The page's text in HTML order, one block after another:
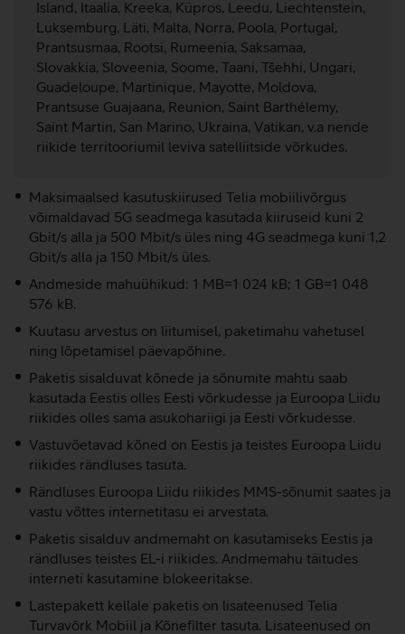
Island, Itaalia, Kreeka, Küpros, Leedu, Liechtenstein,
Luksemburg, Läti, Malta, Norra, Poola, Portugal,
Prantsusmaa, Rootsi, Rumeenia, Saksamaa,
Slovakkia, Sloveenia, Soome, Taani, Tšehhi, Ungari,
Guadeloupe, Martinique, Mayotte, Moldova,
Prantsuse Guajaana, Reunion, Saint Barthélemy,
Saint Martin, San Marino, Ukraina, Vatikan, v.a nende
riikide territooriumil leviva satelliitside võrkudes.
Maksimaalsed kasutuskiirused Telia mobiilivõrgus
võimaldavad 5G seadmega kasutada kiiruseid kuni 2
Gbit/s alla ja 500 Mbit/s üles ning 4G seadmega kuni 1,2
Gbit/s alla ja 150 Mbit/s üles.
Andmeside mahuühikud: 1 MB=1 024 kB; 1 GB=1 048
576 kB.
Kuutasu arvestus on liitumisel, paketimahu vahetusel
ning lõpetamisel päevapõhine.
Paketis sisalduvat kõnede ja sõnumite mahtu saab
kasutada Eestis olles Eesti võrkudesse ja Euroopa Liidu
riikides olles sama asukohariigi ja Eesti võrkudesse.
Vastuvõetavad kõned on Eestis ja teistes Euroopa Liidu
riikides rändluses tasuta.
Rändluses Euroopa Liidu riikides MMS-sõnumit saates ja
vastu võttes internetitasu ei arvestata.
Paketis sisalduv andmemaht on kasutamiseks Eestis ja
rändluses teistes EL-i riikides. Andmemahu täitudes
interneti kasutamine blokeeritakse.
Lastepakett kellale paketis on lisateenused Telia
Turvavõrk Mobiil ja Kõnefilter tasuta. Lisateenused on